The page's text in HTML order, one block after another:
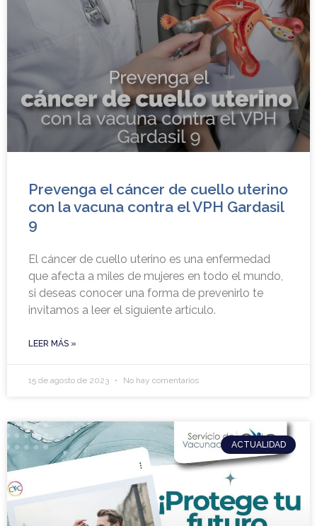
Prevenga el cáncer de cuello uterino
con la vacuna contra el VPH Gardasil
9
El cáncer de cuello uterino es una enfermedad
que afecta a miles de mujeres en todo el mundo,
si deseas conocer una forma de prevenirlo te
invitamos a leer el siguiente artículo.
LEER MÁS »
15 de agosto de 2023 No hay comentarios
ACTUALIDAD